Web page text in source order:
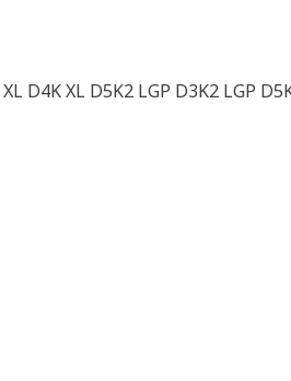
D4K XL D5K2 LGP D3K2 LGP